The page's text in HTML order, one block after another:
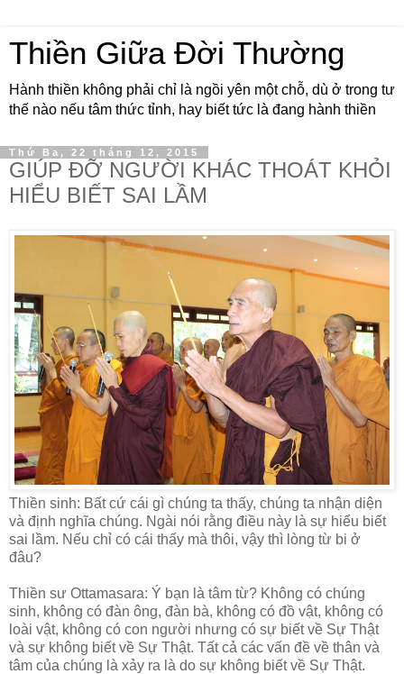
Thiền Giữa Đời Thường
Hành thiền không phải chỉ là ngồi yên một chỗ, dù ở trong tư
thế nào nếu tâm thức tỉnh, hay biết tức là đang hành thiền
Thứ Ba, 22 tháng 12, 2015
GIÚP ĐỠ NGƯỜI KHÁC THOÁT KHỎI
HIỂU BIẾT SAI LẦM
Thiền sinh: Bất cứ cái gì chúng ta thấy, chúng ta nhận diện
và định nghĩa chúng. Ngài nói rằng điều này là sự hiểu biết
sai lầm. Nếu chỉ có cái thấy mà thôi, vậy thì lòng từ bi ở
đâu?
Thiền sư Ottamasara: Ý bạn là tâm từ? Không có chúng
sinh, không có đàn ông, đàn bà, không có đồ vật, không có
loài vật, không có con người nhưng có sự biết về Sự Thật
và sự không biết về Sự Thật. Tất cả các vấn đề về thân và
tâm của chúng là xảy ra là do sự không biết về Sự Thật.